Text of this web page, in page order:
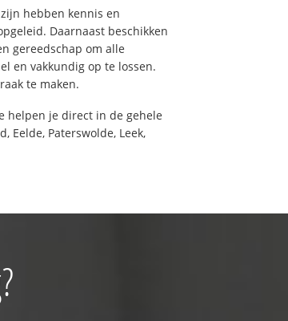
hebben kennis en
Daarnaast beschikken
gereedschap om alle
en vakkundig op te lossen.
te maken.
helpen je direct in de gehele
Eelde, Paterswolde, Leek,